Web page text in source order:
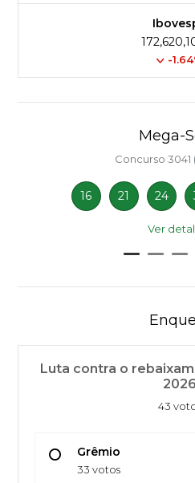
-
Mega-
Concurso 3041
16 21 24
Ver
Luta contra o
2026
43
Grêmio
33 votos